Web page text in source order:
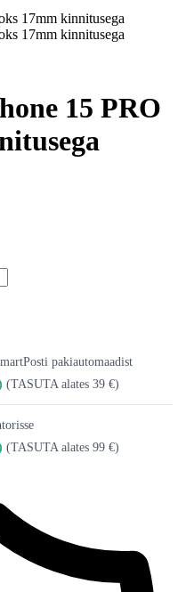
15 PRO
pakiautomaadist
(TASUTA alates 39 €)
(TASUTA alates 99 €)